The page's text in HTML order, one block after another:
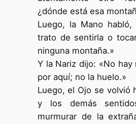
¿dónde está esa
Luego, la Mano
trato de sentirla o
ninguna montaña.»
Y la Nariz dijo: «No hay
por aquí; no la huelo.»
Luego, el Ojo se volvió
y los demás
murmurar de la